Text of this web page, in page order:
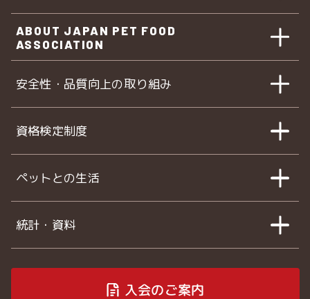
ABOUT JAPAN PET FOOD
ASSOCIATION
安全性・品質向上の取り組み
資格検定制度
ペットとの生活
統計・資料
入会のご案内